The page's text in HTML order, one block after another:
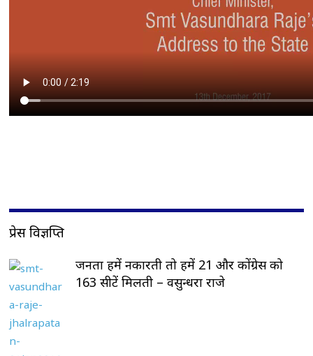
प्रेस विज्ञप्ति
जनता हमें नकारती तो हमें 21 और कोंग्रेस को
163 सीटें मिलती – वसुन्धरा राजे